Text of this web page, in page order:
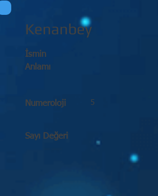
Kenanbey
İsmin
Anlamı
Numeroloji 5
Sayı Değeri